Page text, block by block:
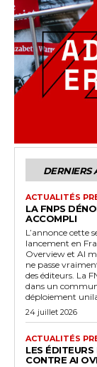
DERNIERS
ACTUALITÉS
LA FNPS
ACCOMPLI
L’annonce cette
lancement en
Overview et AI
ne passe
des éditeurs. La
dans un
déploiement
24 juillet 2026
ACTUALITÉS
LES
CONTRE AI